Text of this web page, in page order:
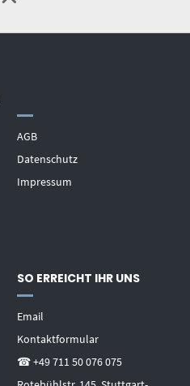
AGB
Datenschutz
Impressum
SO ERREICHT IHR UNS
Email
Kontaktformular
☎ +49 711 50 076 075